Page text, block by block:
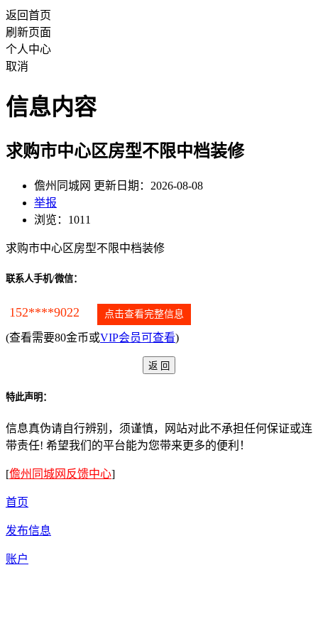
返回首页
刷新页面
个人中心
取消
信息内容
求购市中心区房型不限中档装修
儋州同城网 更新日期：2026-08-08
举报
浏览：1011
求购市中心区房型不限中档装修
联系人手机/微信：
152****9022 点击查看完整信息
(查看需要80金币或VIP会员可查看)
特此声明：
信息真伪请自行辨别，须谨慎，网站对此不承担任何保证或连
带责任! 希望我们的平台能为您带来更多的便利！
[儋州同城网反馈中心]
首页
发布信息
账户